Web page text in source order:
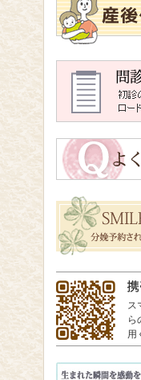
ス
ら
用